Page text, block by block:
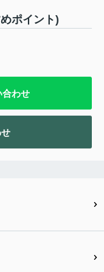
ポイント)
合わせ